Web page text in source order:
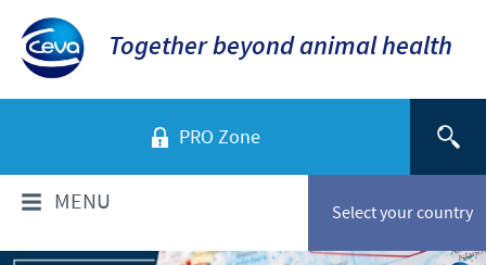
Together beyond animal health
PRO Zone
Select your country
MENU